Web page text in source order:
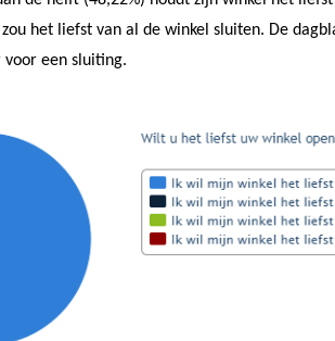
het liefst van al de winkel sluiten. De
een sluiting.